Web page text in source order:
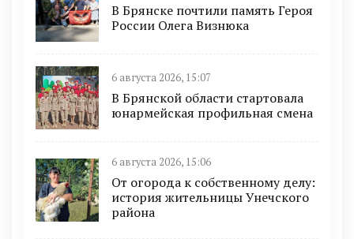
В Брянске почтили память Героя
России Олега Визнюка
6 августа 2026, 15:07
В Брянской области стартовала
юнармейская профильная смена
6 августа 2026, 15:06
От огорода к собственному делу:
история жительницы Унечского
района